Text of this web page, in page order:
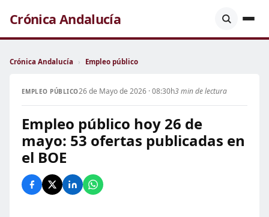
Crónica Andalucía
Crónica Andalucía › Empleo público
EMPLEO PÚBLICO26 de Mayo de 2026 · 08:30h3 min de lectura
Empleo público hoy 26 de
mayo: 53 ofertas publicadas en
el BOE